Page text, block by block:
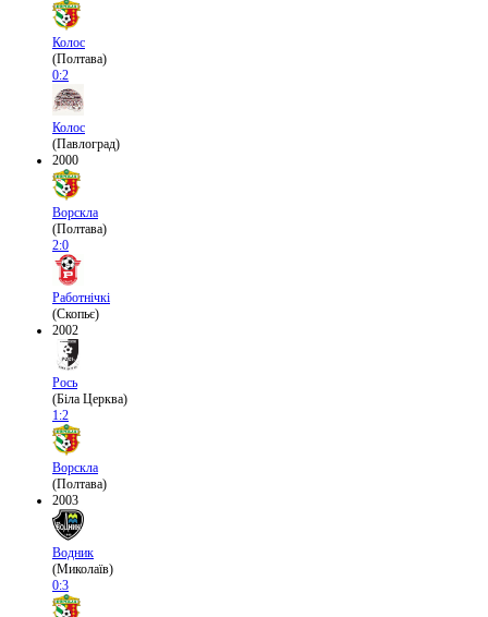
Колос
(Полтава)
0:2
Колос
(Павлоград)
2000
Ворскла
(Полтава)
2:0
Работнічкі
(Скопьє)
2002
Рось
(Біла Церква)
1:2
Ворскла
(Полтава)
2003
Водник
(Миколаїв)
0:3